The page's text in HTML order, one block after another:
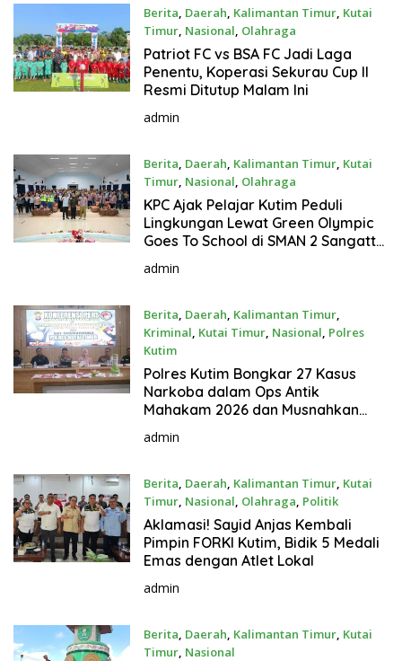
Berita Daerah Kalimantan Timur, Kutai
Timur, Nasional Olahraga
Agustus 2, 2026
Patriot FC vs BSA FC Jadi Laga
Penentu, Koperasi Sekurau Cup II
Resmi Ditutup Malam Ini
admin
Berita Daerah Kalimantan Timur, Kutai
Timur, Nasional Olahraga
Agustus 1, 2026
KPC Ajak Pelajar Kutim Peduli
Lingkungan Lewat Green Olympic
Goes To School di SMAN 2 Sangatta
admin
Berita Daerah Kalimantan Timur,
Kriminal Kutai Timur, Nasional Polres
Kutim
Juli 31, 2026
Polres Kutim Bongkar 27 Kasus
Narkoba dalam Ops Antik
Mahakam 2026 dan Musnahkan
admin
Berita Daerah Kalimantan Timur, Kutai
Timur, Nasional Olahraga Politik
Juli 30, 2026
Aklamasi! Sayid Anjas Kembali
Pimpin FORKI Kutim, Bidik 5 Medali
Emas dengan Atlet Lokal
admin
Berita Daerah Kalimantan Timur, Kutai
Timur, Nasional